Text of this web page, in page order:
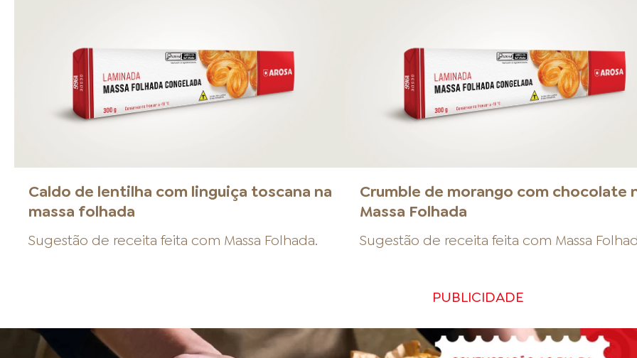
Caldo de lentilha com linguiça toscana na
massa folhada
Sugestão de receita feita com Massa Folhada.
Crumble de morango com chocolate
Massa Folhada
Sugestão de receita feita com Massa
PUBLICIDADE